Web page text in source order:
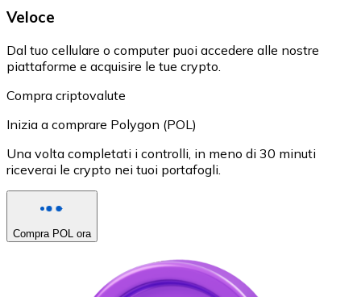
Veloce
Dal tuo cellulare o computer puoi accedere alle nostre
piattaforme e acquisire le tue crypto.
Compra criptovalute
Inizia a comprare Polygon (POL)
Una volta completati i controlli, in meno di 30 minuti
riceverai le crypto nei tuoi portafogli.
Compra POL ora